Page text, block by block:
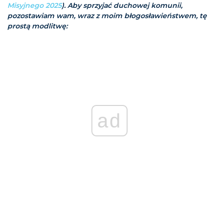
Misyjnego 2025). Aby sprzyjać duchowej komunii,
pozostawiam wam, wraz z moim błogosławieństwem, tę
prostą modlitwę:
ad